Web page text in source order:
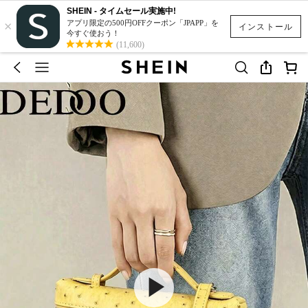
インストール
×
SHEIN - タイムセール実施中!
アプリ限定の500円OFFクーポン「JPAPP」を
今すぐ使おう！
(11,600)